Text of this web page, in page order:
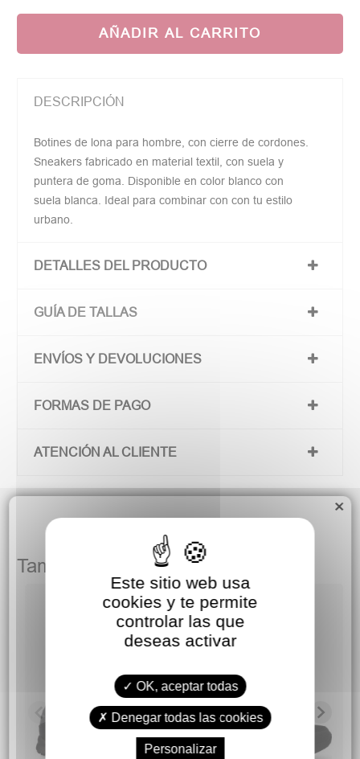
AÑADIR AL CARRITO
DESCRIPCIÓN
Botines de lona para hombre, con cierre de cordones.
Sneakers fabricado en material textil, con suela y
puntera de goma. Disponible en color blanco con
suela blanca. Ideal para combinar con con tu estilo
urbano.
DETALLES DEL PRODUCTO
GUÍA DE TALLAS
ENVÍOS Y DEVOLUCIONES
FORMAS DE PAGO
ATENCIÓN AL CLIENTE
También podría gustarte
×
Este sitio web usa
cookies y te permite
controlar las que
deseas activar
OK, aceptar todas
Denegar todas las cookies
Personalizar